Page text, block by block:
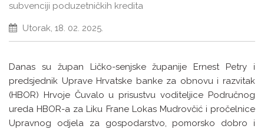
subvenciji poduzetničkih kredita
Utorak, 18. 02. 2025.
Danas su župan Ličko-senjske županije Ernest Petry i
predsjednik Uprave Hrvatske banke za obnovu i razvitak
(HBOR) Hrvoje Čuvalo u prisustvu voditeljice Područnog
ureda HBOR-a za Liku Frane Lokas Mudrovčić i pročelnice
Upravnog odjela za gospodarstvo, pomorsko dobro i